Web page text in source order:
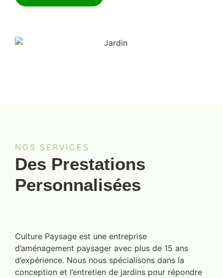
NOS SERVICES
Des Prestations
Personnalisées
Culture Paysage est une entreprise
d’aménagement paysager avec plus de 15 ans
d’expérience. Nous nous spécialisons dans la
conception et l’entretien de jardins pour répondre